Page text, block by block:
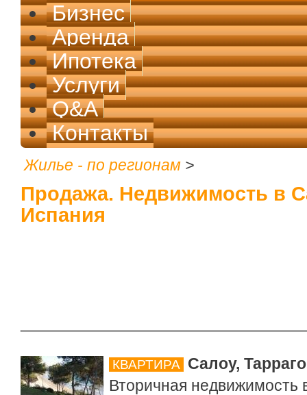
Бизнес
Аренда
Ипотека
Услуги
Q&A
Контакты
Жилье - по регионам >
Продажа. Недвижимость в
Испания
КВАРТИРА
Салоу,
Вторичная недвижимость